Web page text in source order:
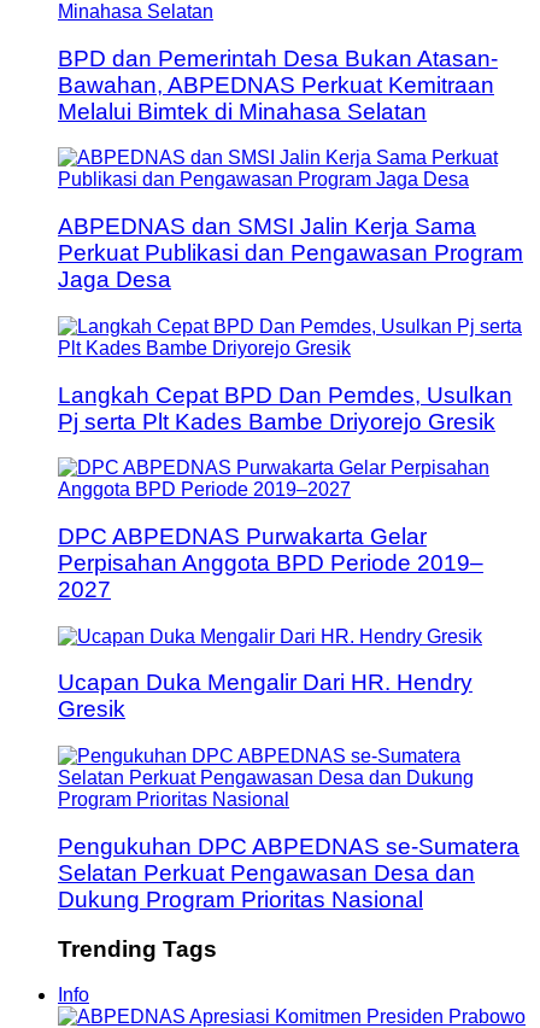
BPD dan Pemerintah Desa Bukan Atasan-
Bawahan, ABPEDNAS Perkuat Kemitraan
Melalui Bimtek di Minahasa Selatan
ABPEDNAS dan SMSI Jalin Kerja Sama
Perkuat Publikasi dan Pengawasan Program
Jaga Desa
Langkah Cepat BPD Dan Pemdes, Usulkan
Pj serta Plt Kades Bambe Driyorejo Gresik
DPC ABPEDNAS Purwakarta Gelar
Perpisahan Anggota BPD Periode 2019–
2027
Ucapan Duka Mengalir Dari HR. Hendry
Gresik
Pengukuhan DPC ABPEDNAS se-Sumatera
Selatan Perkuat Pengawasan Desa dan
Dukung Program Prioritas Nasional
Trending Tags
Info